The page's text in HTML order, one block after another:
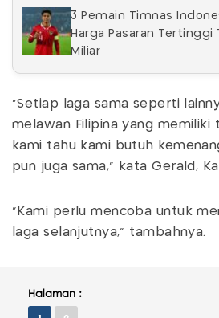
3 Pemain Timnas
Harga Pasaran Tertinggi
Miliar
"Setiap laga sama seperti
melawan Filipina yang memiliki
kami tahu kami butuh
pun juga sama," kata Gerald,
"Kami perlu mencoba untuk
laga selanjutnya," tambahnya.
Halaman :